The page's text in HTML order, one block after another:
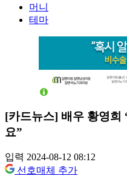
머니
테마
[카드뉴스] 배우 황영희
요”
입력 2024-08-12 08:12
선호매체 추가